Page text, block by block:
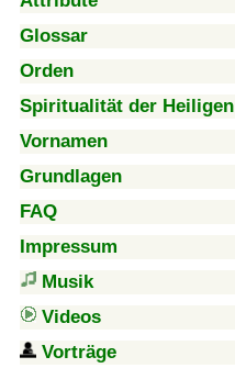
Glossar
Orden
Spiritualität der Heiligen
Vornamen
Grundlagen
FAQ
Impressum
Musik
Videos
Vorträge